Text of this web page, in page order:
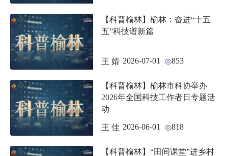
【科普榆林】榆林：奋进“十五
五”科技谱新篇
王 婧 2026-07-01 853
【科普榆林】榆林市科协举办
2026年全国科技工作者日专题活
动
王 佳 2026-06-01 818
【科普榆林】“田间课堂”进乡村